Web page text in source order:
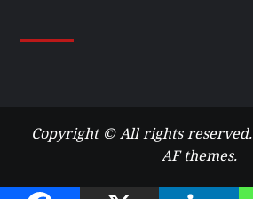
Copyright © All rights reserved.
AF themes.